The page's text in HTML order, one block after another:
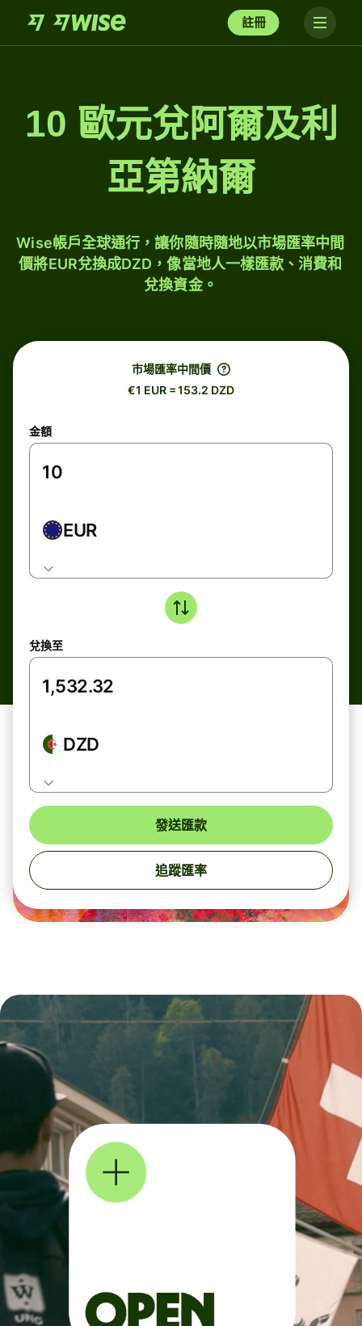
註冊
10 歐元兌阿爾及利
亞第納爾
Wise帳戶全球通行，讓你隨時隨地以市場匯率中間
價將EUR兌換成DZD，像當地人一樣匯款、消費和
兌換資金。
市場匯率中間價
€1 EUR = 153.2 DZD
金額
EUR
兌換至
DZD
發送匯款
追蹤匯率